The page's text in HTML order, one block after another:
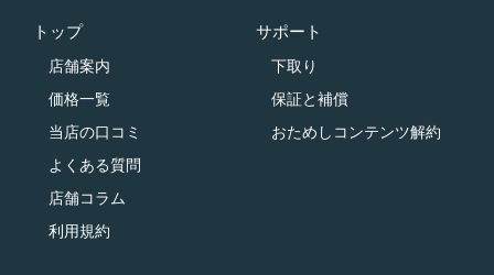
トップ
店舗案内
価格一覧
当店の口コミ
よくある質問
店舗コラム
利用規約
サポート
下取り
保証と補償
おためしコンテンツ解約